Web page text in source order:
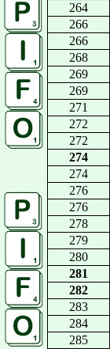
264
266
266
268
269
269
271
272
272
274
274
276
276
278
279
280
281
282
283
284
285